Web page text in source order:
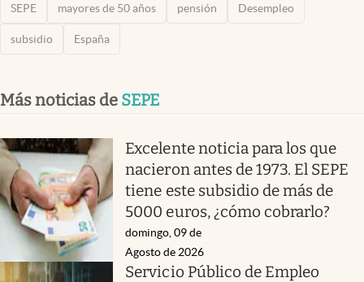
SEPE mayores de 50 años pensión Desempleo
subsidio España
Más noticias de SEPE
Excelente noticia para los que
nacieron antes de 1973. El SEPE
tiene este subsidio de más de
5000 euros, ¿cómo cobrarlo?
domingo, 09 de
Agosto de 2026
Servicio Público de Empleo